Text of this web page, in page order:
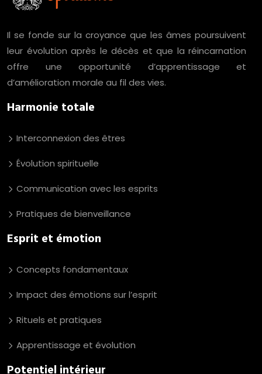
Il se fonde sur la croyance que les âmes poursuivent
leur évolution après le décès et que la réincarnation
offre une opportunité d’apprentissage et
d’amélioration morale au fil des vies.
Harmonie totale
Interconnexion des êtres
Évolution spirituelle
Communication avec les esprits
Pratiques de bienveillance
Esprit et émotion
Concepts fondamentaux
Impact des émotions sur l’esprit
Rituels et pratiques
Apprentissage et évolution